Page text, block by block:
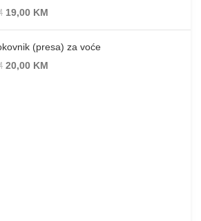
19,00 KM
(presa) za voće
20,00 KM